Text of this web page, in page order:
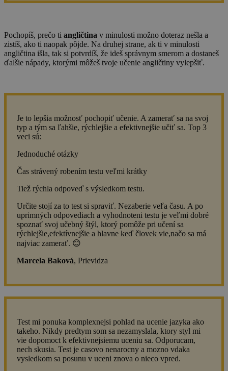
Pochopíš, prečo ti angličtina v minulosti možno doteraz nešla a
zistíš, ako ti naopak pôjde. Na druhej strane, ak ti v minulosti
angličtina išla, tak si potvrdíš, že ideš správnym smerom a dostaneš
ďalšie nápady, ktorými môžeš tvoje učenie angličtiny vylepšiť.
Je to lepšia možnosť pochopiť učenie. A zamerať sa na svoj
typ a tým sa ľahšie, rýchlejšie a efektivnejšie učiť sa. Top 3
veci sú:
Jednoduché otázky
Čas strávený robením testu veľmi krátky
Tiež rýchla odpoveď s výsledkom testu.
Určite stojí za to test si spraviť. Nezaberie veľa času. A po
uprimných odpovediach a vyhodnoteni testu je veľmi dobré
spoznať svoj učebný štýl, ktorý pomôže pri učení sa
rýchlejšie,efektívnejšie a hlavne keď človek vie,načo sa má
najviac zamerať. 😊
Marcela Baková, Prievidza
Test mi ponuka komplexnejsi pohlad na ucenie jazyka ako
takeho. Nikdy predtym som sa nezamyslala, ktory styl mi
vie dopomoct k efektivnejsiemu uceniu sa. Odporucam,
nech skusia. Test je casovo nenarocny a mozno vdaka
vysledkom sa posunu v uceni znova o nieco vpred.